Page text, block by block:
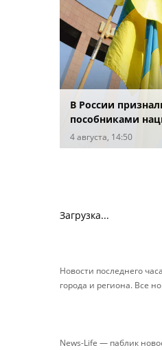
В России
пособниками
привели в суде?
4 августа, 14:50
Загрузка...
Новости последнего
города и региона. Все
News-Life — паблик